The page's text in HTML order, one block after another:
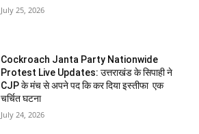
July 25, 2026
Cockroach Janta Party Nationwide
Protest Live Updates: उत्तराखंड के सिपाही ने
CJP के मंच से अपने पद कि कर दिया इस्तीफा एक
चर्चित घटना
July 24, 2026